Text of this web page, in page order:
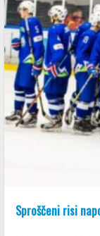
Sproščeni risi